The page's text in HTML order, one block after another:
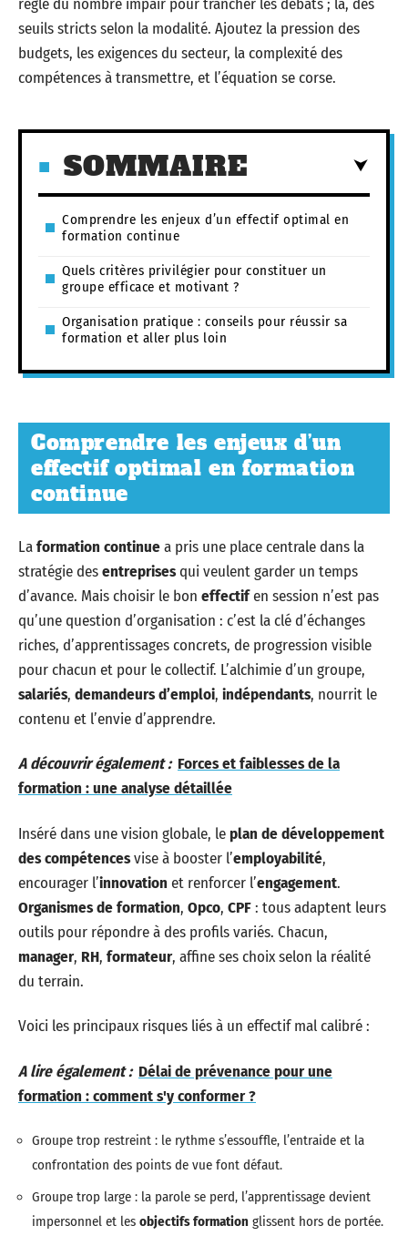
règle du nombre impair pour trancher les débats ; là, des
seuils stricts selon la modalité. Ajoutez la pression des
budgets, les exigences du secteur, la complexité des
compétences à transmettre, et l’équation se corse.
SOMMAIRE
Comprendre les enjeux d’un effectif optimal en
formation continue
Quels critères privilégier pour constituer un
groupe efficace et motivant ?
Organisation pratique : conseils pour réussir sa
formation et aller plus loin
Comprendre les enjeux d’un
effectif optimal en formation
continue
Laformation continuea pris une place centrale dans la
stratégie desentreprisesqui veulent garder un temps
d’avance. Mais choisir le bon effectifen session n’est pas
qu’une question d’organisation : c’est la clé d’échanges
riches, d’apprentissages concrets, de progression visible
pour chacun et pour le collectif. L’alchimie d’un groupe,
salariés, demandeurs d’emploi, indépendants, nourrit le
contenu et l’envie d’apprendre.
A découvrir également : Forces et faiblesses de la
formation : une analyse détaillée
Inséré dans une vision globale, leplan de développement
des compétencesvise à booster l’employabilité,
encourager l’innovation et renforcer l’engagement.
Organismes de formation, Opco, CPF: tous adaptent leurs
outils pour répondre à des profils variés. Chacun,
manager, RH, formateur, affine ses choix selon la réalité
du terrain.
Voici les principaux risques liés à un effectif mal calibré :
A lire également : Délai de prévenance pour une
formation : comment s'y conformer ?
Groupe trop restreint : le rythme s’essouffle, l’entraide et la
confrontation des points de vue font défaut.
Groupe trop large : la parole se perd, l’apprentissage devient
impersonnel et les objectifs formation glissent hors de portée.